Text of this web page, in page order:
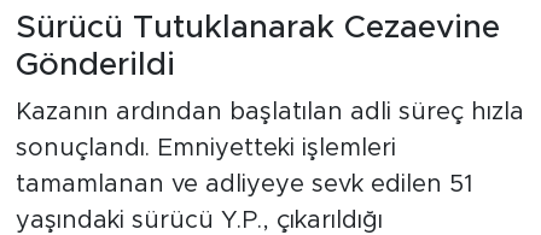
Sürücü Tutuklanarak Cezaevine
Gönderildi
Kazanın ardından başlatılan adli süreç hızla
sonuçlandı. Emniyetteki işlemleri
tamamlanan ve adliyeye sevk edilen 51
yaşındaki sürücü Y.P., çıkarıldığı